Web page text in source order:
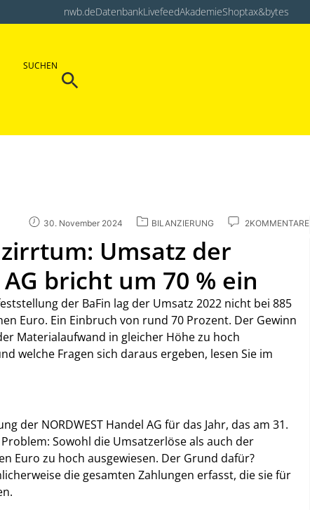
nwb.deDatenbankLivefeedAkademieShoptax&bytes
SUCHEN
Search
30. November 2024 BILANZIERUNG 2KOMMENTARE
Umsatz der
AG bricht um 70 % ein
der BaFin lag der Umsatz 2022 nicht bei 885
Euro. Ein Einbruch von rund 70 Prozent. Der Gewinn
Materialaufwand in gleicher Höhe zu hoch
welche Fragen sich daraus ergeben, lesen Sie im
der NORDWEST Handel AG für das Jahr, das am 31.
Sowohl die Umsatzerlöse als auch der
Euro zu hoch ausgewiesen. Der Grund dafür?
die gesamten Zahlungen erfasst, die sie für